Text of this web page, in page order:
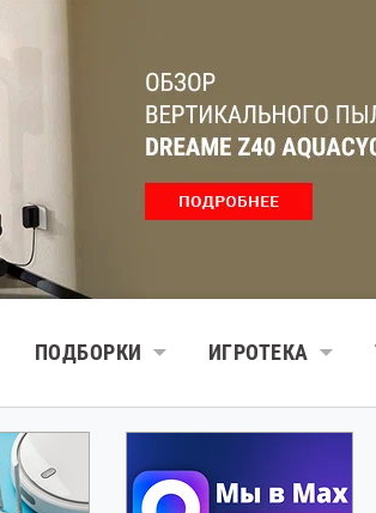
ПОДБОРКИ ИГРОТЕКА